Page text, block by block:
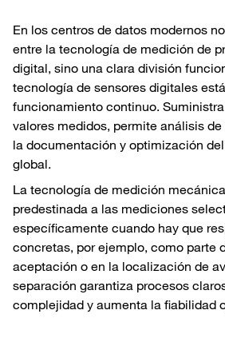
En los centros de datos modernos
entre la tecnología de medición de
digital, sino una clara división
tecnología de sensores digitales
funcionamiento continuo.
valores medidos, permite análisis
la documentación y optimización
global.
La tecnología de medición
predestinada a las mediciones
específicamente cuando hay que
concretas, por ejemplo, como parte
aceptación o en la localización de
separación garantiza procesos
complejidad y aumenta la fiabilidad